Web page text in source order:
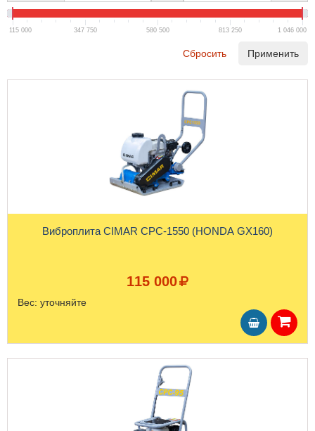
115 000 347 750 580 500 813 250 1 046 000
Сбросить Применить
Виброплита CIMAR CPC-1550 (HONDA GX160)
115 000
Вес: уточняйте